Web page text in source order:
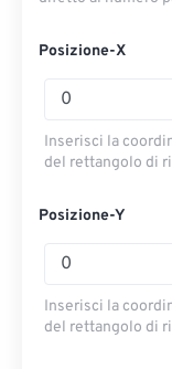
Posizione-X
Inserisci la
del rettangolo di
Posizione-Y
Inserisci la
del rettangolo di